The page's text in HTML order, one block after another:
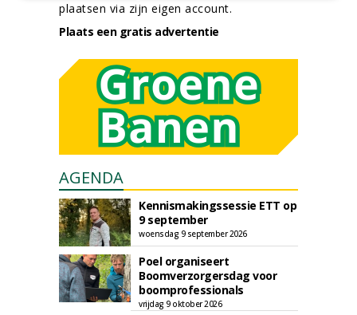
plaatsen via zijn eigen account.
Plaats een gratis advertentie
AGENDA
Kennismakingssessie ETT op
9 september
woensdag 9 september 2026
Poel organiseert
Boomverzorgersdag voor
boomprofessionals
vrijdag 9 oktober 2026